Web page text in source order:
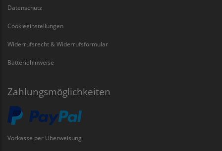
Datenschutz
Cookieeinstellungen
Widerrufsrecht & Widerrufsformular
Batteriehinweise
Zahlungsmöglichkeiten
Vorkasse per Überweisung